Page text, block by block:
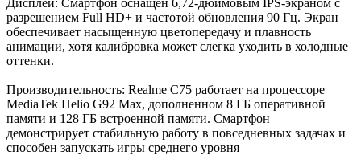
разрешением Full HD+ и частотой обновления 90 Гц. Экран
обеспечивает насыщенную цветопередачу и плавность
анимации, хотя калибровка может слегка уходить в холодные
оттенки.
Производительность: Realme C75 работает на процессоре
MediaTek Helio G92 Max, дополненном 8 ГБ оперативной
памяти и 128 ГБ встроенной памяти. Смартфон
демонстрирует стабильную работу в повседневных задачах и
способен запускать игры среднего уровня